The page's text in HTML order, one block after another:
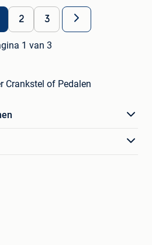
2 3
1 van 3
Crankstel of Pedalen